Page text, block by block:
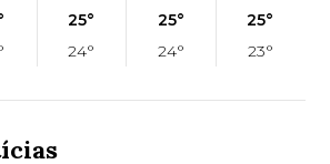
25°
24°
25°
24°
25°
23°